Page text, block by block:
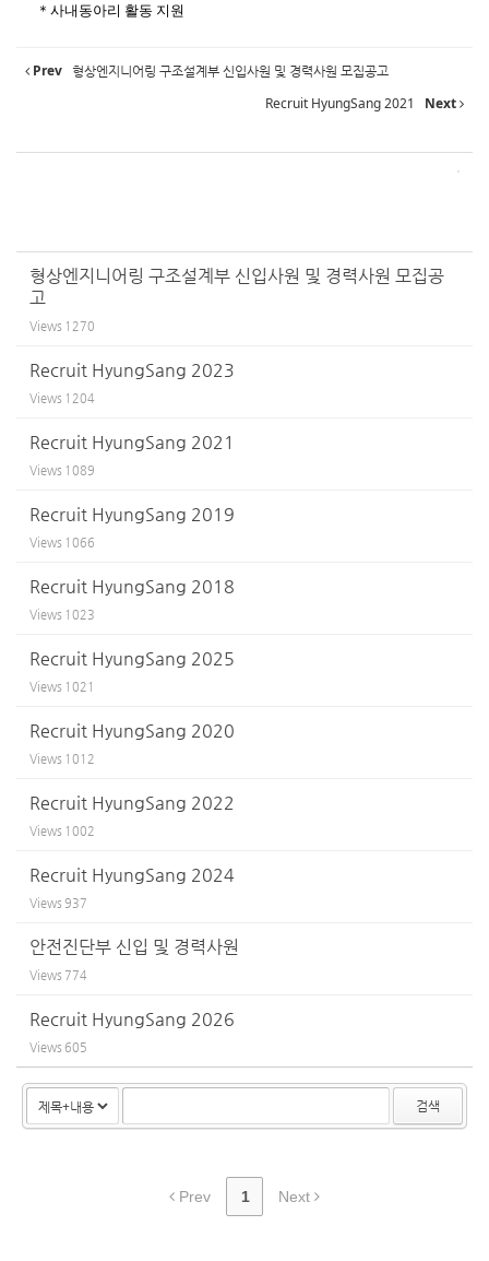
＊사내동아리 활동 지원
Prev 형상엔지니어링 구조설계부 신입사원 및 경력사원 모집공고
Recruit HyungSang 2021
Next
형상엔지니어링 구조설계부 신입사원 및 경력사원 모집공
고
Views 1270
Recruit HyungSang 2023
Views 1204
Recruit HyungSang 2021
Views 1089
Recruit HyungSang 2019
Views 1066
Recruit HyungSang 2018
Views 1023
Recruit HyungSang 2025
Views 1021
Recruit HyungSang 2020
Views 1012
Recruit HyungSang 2022
Views 1002
Recruit HyungSang 2024
Views 937
안전진단부 신입 및 경력사원
Views 774
Recruit HyungSang 2026
Views 605
검색
Prev 1 Next